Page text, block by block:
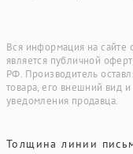
Вся информация на сайте
является публичной
РФ. Производитель
товара, его внешний вид
уведомления продавца.
Толщина линии